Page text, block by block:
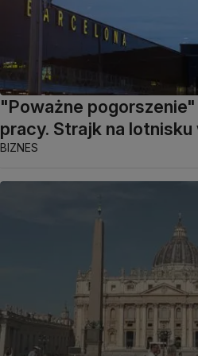
"Poważne
pracy. Strajk na lotnisku
BIZNES